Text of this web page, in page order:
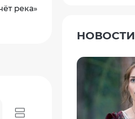
река»
НОВОСТИ